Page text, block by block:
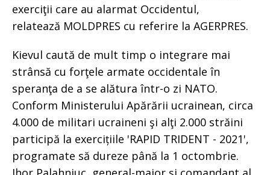
exerciţii care au alarmat Occidentul,
relatează MOLDPRES cu referire la AGERPRES.
Kievul caută de mult timp o integrare mai
strânsă cu forţele armate occidentale în
speranţa de a se alătura într-o zi NATO.
Conform Ministerului Apărării ucrainean, circa
4.000 de militari ucraineni şi alţi 2.000 străini
participă la exercițiile 'RAPID TRIDENT - 2021',
programate să dureze până la 1 octombrie.